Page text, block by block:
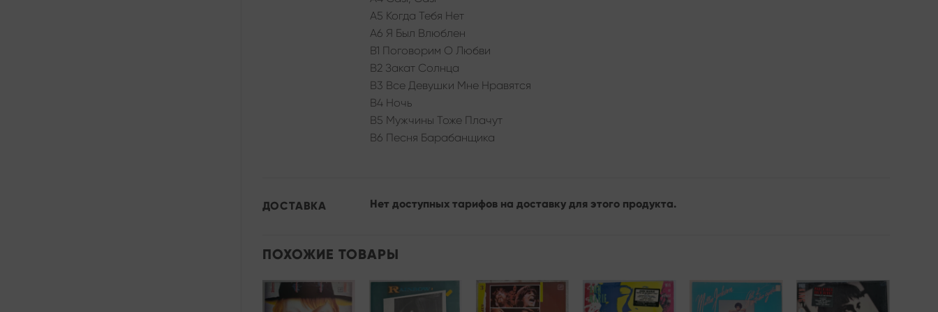
A5 Когда Тебя Нет
A6 Я Был Влюблен
B1 Поговорим О Любви
B2 Закат Солнца
B3 Все Девушки Мне Нравятся
B4 Ночь
B5 Мужчины Тоже Плачут
B6 Песня Барабанщика
ДОСТАВКА Нет доступных тарифов на доставку для этого продукта.
ПОХОЖИЕ ТОВАРЫ